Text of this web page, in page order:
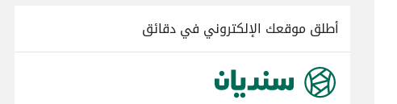
أطلق موقعك الإلكتروني في دقائق